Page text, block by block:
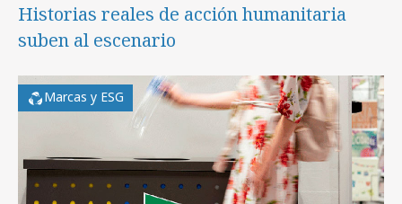
Historias reales de acción humanitaria
suben al escenario
Marcas y ESG